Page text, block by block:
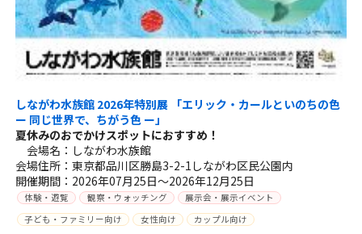
しながわ水族館 2026年特別展 「エリック・カールといのちの色
ー 同じ世界で、ちがう色 ー」
夏休みのおでかけスポットにおすすめ！
会場名：しながわ水族館
会場住所：東京都品川区勝島3-2-1しながわ区民公園内
開催期間：2026年07月25日～2026年12月25日
体験・遊覧 観察・ウォッチング
展示会・展示イベント
子ども・ファミリー向け
女性向け カップル向け